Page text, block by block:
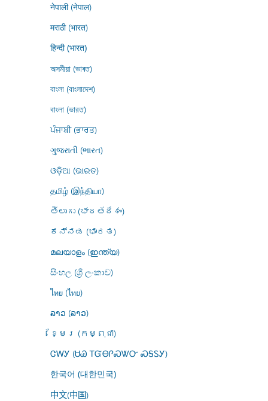
नेपाली (नेपाल)
मराठी (भारत)
हिन्दी (भारत)
অসমীয়া (ভাৰত)
বাংলা (বাংলাদেশ)
বাংলা (ভারত)
ਪੰਜਾਬੀ (ਭਾਰਤ)
ગુજરાતી (ભારત)
ଓଡ଼ିଆ (ଭାରତ)
தமிழ் (இந்தியா)
తెలుగు (భారతదేశం)
ಕನ್ನಡ (ಭಾರತ)
മലയാളം (ഇന്ത്യ)
සිංහල (ශ්‍රී ලංකාව)
ไทย (ไทย)
ລາວ (ລາວ)
ខ្មែរ (កម្ពុជា)
ᏣᎳᎩ (ᏌᏊ ᎢᏳᎾᎵᏍᏔᏅ ᏍᎦᏚᎩ)
한국어 (대한민국)
中文(中国)